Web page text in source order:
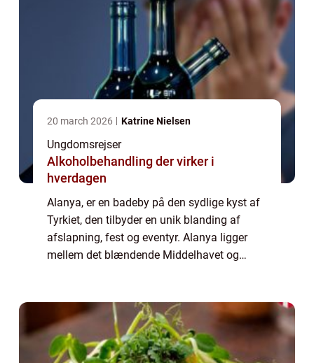
20 march 2026 Katrine Nielsen
Ungdomsrejser
Alkoholbehandling der virker i
hverdagen
Alanya, er en badeby på den sydlige kyst af
Tyrkiet, den tilbyder en unik blanding af
afslapning, fest og eventyr. Alanya ligger
mellem det blændende Middelhavet og